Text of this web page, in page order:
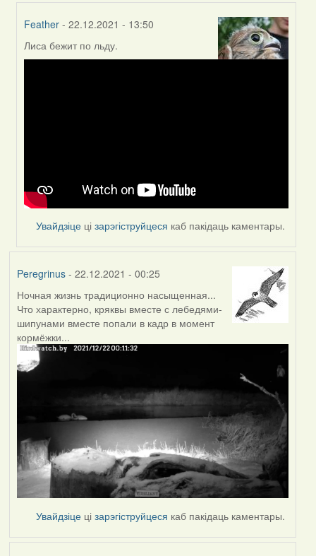
Feather - 22.12.2021 - 13:50
In
Лиса бежит по льду.
Увайдзіце цізарэгіструйцеся каб пакідаць каментары.
Peregrinus- 22.12.2021 - 00:25
Ночная жизнь традиционно насыщенная...
Что характерно, кряквы вместе с лебедями-
шипунами вместе попали в кадр в момент
кормёжки...
Увайдзіце цізарэгіструйцеся каб пакідаць каментары.